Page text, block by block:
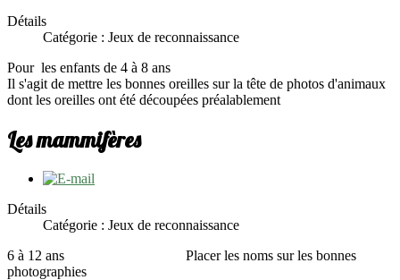
Détails
Catégorie : Jeux de reconnaissance
Pour les enfants de 4 à 8 ans
Il s'agit de mettre les bonnes oreilles sur la tête de photos d'animaux
dont les oreilles ont été découpées préalablement
Les mammifères
Détails
Catégorie : Jeux de reconnaissance
6 à 12 ans Placer les noms sur les bonnes
photographies